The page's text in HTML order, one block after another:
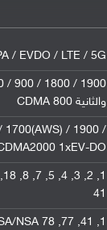
/ EVDO / LTE / 5G
والثانية CDMA 800
1700(AWS) / 1900 /
1xEV-DO
41
1, 41, 77, 78 SA/NSA